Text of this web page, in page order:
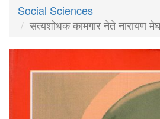
Social Sciences
सत्यशोधक कामगार नेते नारायण